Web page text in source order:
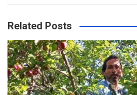
Related Posts